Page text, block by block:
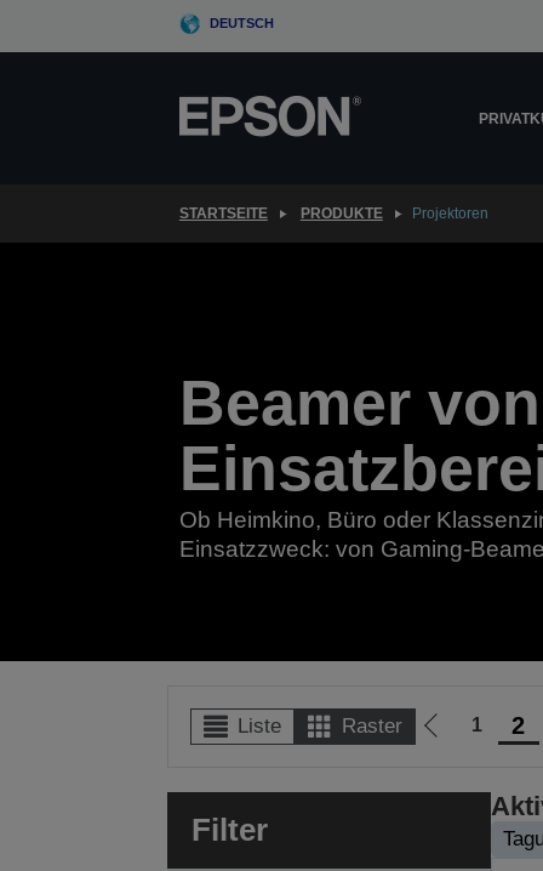
DEUTSCH
STARTSEITE PRODUKTE Projektoren
Beamer
Ob Heimkino, Büro oder
Einsatzzweck: von Gaming-
Liste Raster
Zur
Seite
1 2
Filter